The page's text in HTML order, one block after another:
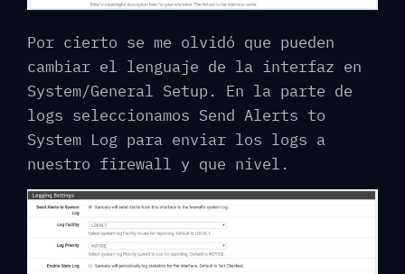
Por cierto se me olvidó que pueden
cambiar el lenguaje de la interfaz en
System/General Setup. En la parte de
logs seleccionamos Send Alerts to
System Log para enviar los logs a
nuestro firewall y que nivel.